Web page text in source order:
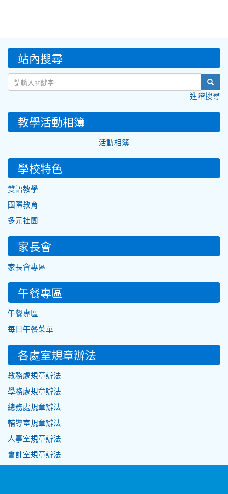
::: 站內搜尋
進階搜尋
教學活動相簿
活動相簿
學校特色
雙語教學
國際教育
多元社團
家長會
家長會專區
午餐專區
午餐專區
每日午餐菜單
各處室規章辦法
教務處規章辦法
學務處規章辦法
總務處規章辦法
輔導室規章辦法
人事室規章辦法
會計室規章辦法